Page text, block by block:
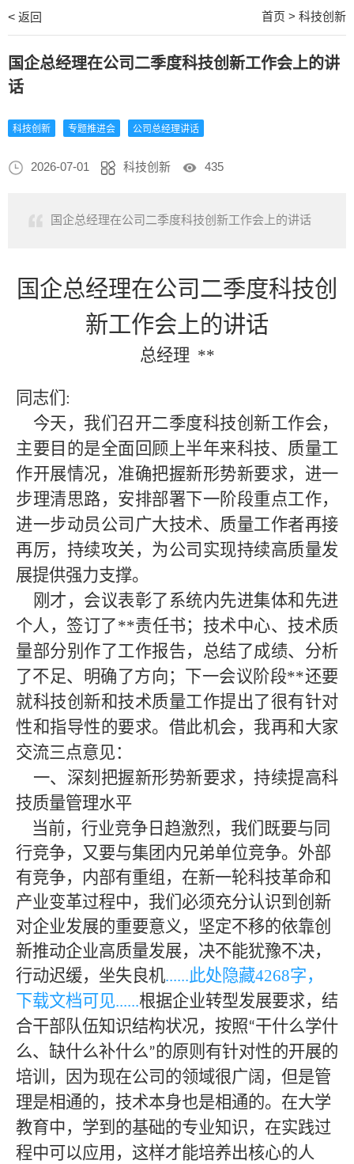
< 返回 首页 > 科技创新
国企总经理在公司二季度科技创新工作会上的讲
话
科技创新 专题推进会 公司总经理讲话
2026-07-01 科技创新 435
国企总经理在公司二季度科技创新工作会上的讲话
国企总经理在公司二季度科技创
新工作会上的讲话
总经理 **
同志们 :
今天，我们召开二季度科技创新工作会，
主要目的是全面回顾上半年来科技、质量工
作开展情况，准确把握新形势新要求，进一
步理清思路，安排部署下一阶段重点工作，
进一步动员公司广大技术、质量工作者再接
再厉，持续攻关，为公司实现持续高质量发
展提供强力支撑。
刚才，会议表彰了系统内先进集体和先进
个人，签订了**责任书；技术中心、技术质
量部分别作了工作报告，总结了成绩、分析
了不足、明确了方向；下一会议阶段**还要
就科技创新和技术质量工作提出了很有针对
性和指导性的要求。借此机会，我再和大家
交流三点意见：
一、深刻把握新形势新要求，持续提高科
技质量管理水平
当前，行业竞争日趋激烈，我们既要与同
行竞争，又要与集团内兄弟单位竞争。外部
有竞争，内部有重组，在新一轮科技革命和
产业变革过程中，我们必须充分认识到创新
对企业发展的重要意义，坚定不移的依靠创
新推动企业高质量发展，决不能犹豫不决，
行动迟缓，坐失良机......此处隐藏4268字，
下载文档可见......根据企业转型发展要求，结
合干部队伍知识结构状况，按照“干什么学什
么、缺什么补什么”的原则有针对性的开展的
培训，因为现在公司的领域很广阔，但是管
理是相通的，技术本身也是相通的。在大学
教育中，学到的基础的专业知识，在实践过
程中可以应用，这样才能培养出核心的人